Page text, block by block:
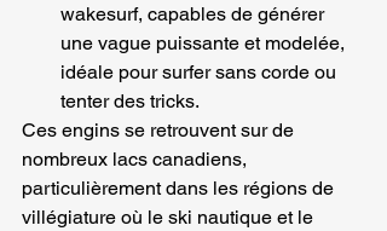
wakesurf, capables de générer
une vague puissante et modelée,
idéale pour surfer sans corde ou
tenter des tricks.
Ces engins se retrouvent sur de
nombreux lacs canadiens,
particulièrement dans les régions de
villégiature où le ski nautique et le